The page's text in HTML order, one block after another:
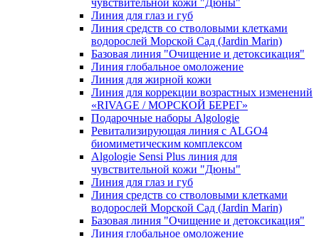
чувcтвительной кожи "Дюны"
Линия для глаз и губ
Линия средств со стволовыми клетками
водорослей Морской Сад (Jardin Marin)
Базовая линия "Очищение и детоксикация"
Линия глобальное омоложение
Линия для жирной кожи
Линия для коррекции возрастных изменений
«RIVAGE / МОРСКОЙ БЕРЕГ»
Подарочные наборы Algologie
Ревитализирующая линия с ALGO4
биомиметическим комплексом
Algologie Sensi Plus линия для
чувcтвительной кожи "Дюны"
Линия для глаз и губ
Линия средств со стволовыми клетками
водорослей Морской Сад (Jardin Marin)
Базовая линия "Очищение и детоксикация"
Линия глобальное омоложение